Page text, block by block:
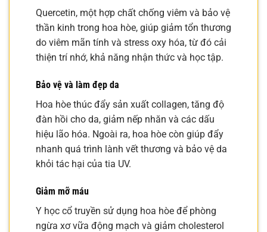
Quercetin, một hợp chất chống viêm và bảo vệ
thần kinh trong hoa hòe, giúp giảm tổn thương
do viêm mãn tính và stress oxy hóa, từ đó cải
thiện trí nhớ, khả năng nhận thức và học tập.
Bảo vệ và làm đẹp da
Hoa hòe thúc đẩy sản xuất collagen, tăng độ
đàn hồi cho da, giảm nếp nhăn và các dấu
hiệu lão hóa. Ngoài ra, hoa hòe còn giúp đẩy
nhanh quá trình lành vết thương và bảo vệ da
khỏi tác hại của tia UV.
Giảm mỡ máu
Y học cổ truyền sử dụng hoa hòe để phòng
ngừa xơ vữa động mạch và giảm cholesterol